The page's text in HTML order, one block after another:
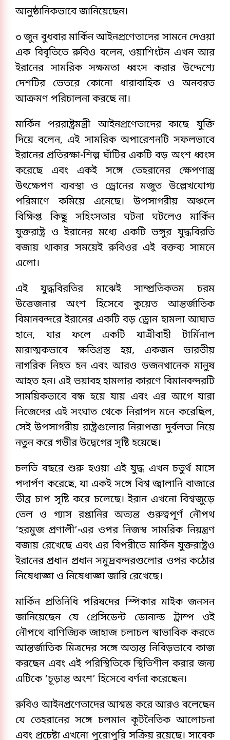
আনুষ্ঠানিকভাবে জানিয়েছেন।
৩ জুন বুধবার মার্কিন আইনপ্রণেতাদের সামনে দেওয়া
এক বিবৃতিতে রুবিও বলেন, ওয়াশিংটন এখন আর
ইরানের সামরিক সক্ষমতা ধ্বংস করার উদ্দেশ্যে
দেশটির ভেতরে কোনো ধারাবাহিক ও অনবরত
আক্রমণ পরিচালনা করছে না।
মার্কিন পররাষ্ট্রমন্ত্রী আইনপ্রণেতাদের কাছে যুক্তি
দিয়ে বলেন, এই সামরিক অপারেশনটি সফলভাবে
ইরানের প্রতিরক্ষা-শিল্প ঘাঁটির একটি বড় অংশ ধ্বংস
করেছে এবং একই সঙ্গে তেহরানের ক্ষেপণাস্ত্র
উৎক্ষেপণ ব্যবস্থা ও ড্রোনের মজুত উল্লেখযোগ্য
পরিমাণে কমিয়ে এনেছে। উপসাগরীয় অঞ্চলে
বিক্ষিপ্ত কিছু সহিংসতার ঘটনা ঘটলেও মার্কিন
যুক্তরাষ্ট্র ও ইরানের মধ্যে একটি ভঙ্গুর যুদ্ধবিরতি
বজায় থাকার সময়েই রুবিওর এই বক্তব্য সামনে
এলো।
এই যুদ্ধবিরতির মাঝেই সাম্প্রতিকতম চরম
উত্তেজনার অংশ হিসেবে কুয়েত আন্তর্জাতিক
বিমানবন্দরে ইরানের একটি বড় ড্রোন হামলা আঘাত
হানে, যার ফলে একটি যাত্রীবাহী টার্মিনাল
মারাত্মকভাবে ক্ষতিগ্রস্ত হয়, একজন ভারতীয়
নাগরিক নিহত হন এবং আরও ডজনখানেক মানুষ
আহত হন। এই ভয়াবহ হামলার কারণে বিমানবন্দরটি
সাময়িকভাবে বন্ধ হয়ে যায় এবং এর আগে যারা
নিজেদের এই সংঘাত থেকে নিরাপদ মনে করেছিল,
সেই উপসাগরীয় রাষ্ট্রগুলোর নিরাপত্তা দুর্বলতা নিয়ে
নতুন করে গভীর উদ্বেগের সৃষ্টি হয়েছে।
চলতি বছরে শুরু হওয়া এই যুদ্ধ এখন চতুর্থ মাসে
পদার্পণ করেছে, যা একই সঙ্গে বিশ্ব জ্বালানি বাজারে
তীব্র চাপ সৃষ্টি করে চলেছে। ইরান এখনো বিশ্বজুড়ে
তেল ও গ্যাস রপ্তানির অত্যন্ত গুরুত্বপূর্ণ নৌপথ
‘হরমুজ প্রণালী’-এর ওপর নিজস্ব সামরিক নিয়ন্ত্রণ
বজায় রেখেছে এবং এর বিপরীতে মার্কিন যুক্তরাষ্ট্রও
ইরানের প্রধান প্রধান সমুদ্রবন্দরগুলোর ওপর কঠোর
নিষেধাজ্ঞা ও নিষেধাজ্ঞা জারি রেখেছে।
মার্কিন প্রতিনিধি পরিষদের স্পিকার মাইক জনসন
জানিয়েছেন যে প্রেসিডেন্ট ডোনাল্ড ট্রাম্প ওই
নৌপথে বাণিজ্যিক জাহাজ চলাচল স্বাভাবিক করতে
আন্তর্জাতিক মিত্রদের সঙ্গে অত্যন্ত নিবিড়ভাবে কাজ
করছেন এবং এই পরিস্থিতিকে স্থিতিশীল করার জন্য
এটিকে ‘চূড়ান্ত অংশ’ হিসেবে বর্ণনা করেছেন।
রুবিও আইনপ্রণেতাদের আশ্বস্ত করে আরও বলেছেন
যে তেহরানের সঙ্গে চলমান কূটনৈতিক আলোচনা
এবং প্রচেষ্টা এখনো পুরোপুরি সক্রিয় রয়েছে। সাবেক